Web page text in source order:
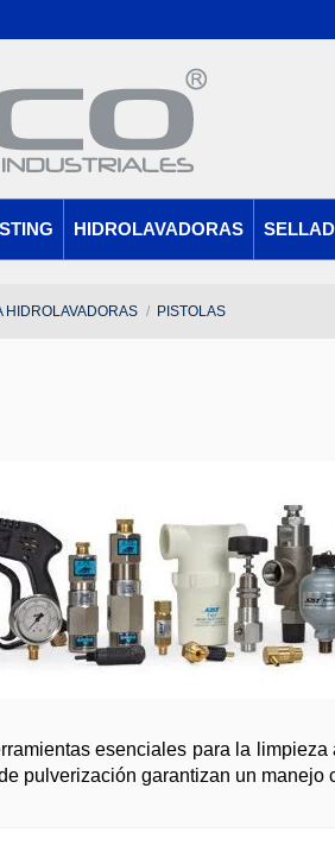
HIDROLAVADORAS
HIDROLAVADORAS PISTOLAS
esenciales para la
pulverización garantizan un